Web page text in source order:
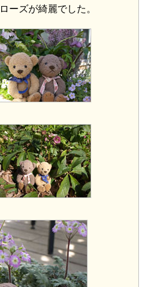
ーズが綺麗でした。